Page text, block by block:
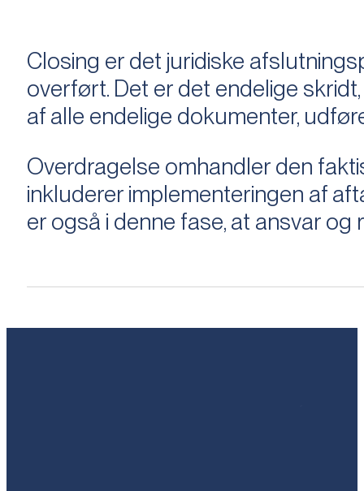
Closing er det juridiske
overført. Det er det endelige
af alle endelige dokumenter,
Overdragelse omhandler den
inkluderer implementeringen af
er også i denne fase, at ansvar